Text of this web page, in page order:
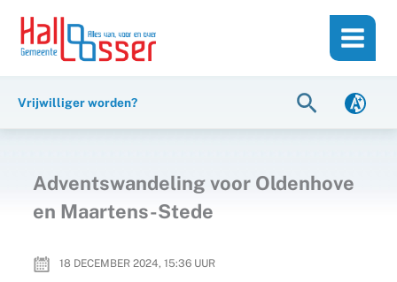
inhoud
naar
Vrijwilliger worden? Zoeken
Adventswandeling voor Oldenhove
en Maartens-Stede
18 DECEMBER 2024, 15:36UUR